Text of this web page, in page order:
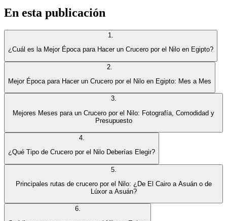
En esta publicación
1
¿Cuál es la Mejor Época para Hacer un Crucero por el Nilo en Egipto?
2
Mejor Época para Hacer un Crucero por el Nilo en Egipto: Mes a Mes
3.
Mejores Meses para un Crucero por el Nilo: Fotografía, Comodidad y
Presupuesto
4.
¿Qué Tipo de Crucero por el Nilo Deberías Elegir?
5.
Principales rutas de crucero por el Nilo: ¿De El Cairo a Asuán o de
Lúxor a Asuán?
6.